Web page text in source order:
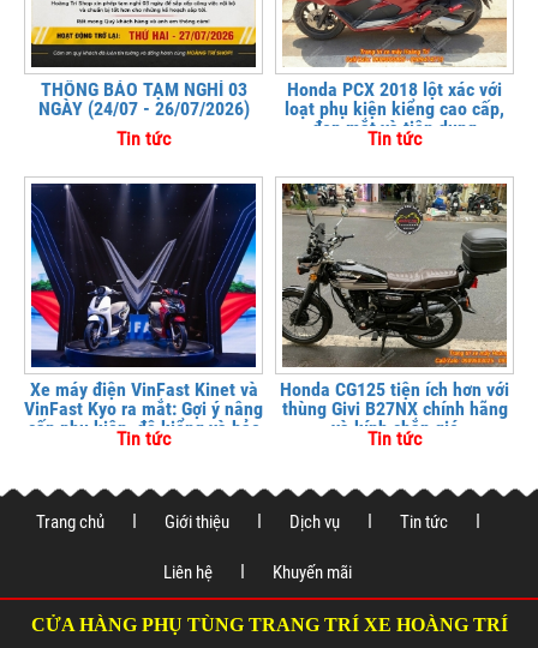
THÔNG BÁO TẠM NGHỈ 03
NGÀY (24/07 - 26/07/2026)
Tin tức
Honda PCX 2018 lột xác với
loạt phụ kiện kiểng cao cấp,
đẹp mắt và tiện dụng
Tin tức
Xe máy điện VinFast Kinet và
VinFast Kyo ra mắt: Gợi ý nâng
cấp phụ kiện, độ kiểng và bảo
vệ xe tại
Tin tức
Honda CG125 tiện ích hơn với
thùng Givi B27NX chính hãng
và kính chắn gió
Tin tức
Trang chủ Giới thiệu Dịch vụ Tin tức
Liên hệ Khuyến mãi
CỬA HÀNG PHỤ TÙNG TRANG TRÍ XE HOÀNG TRÍ